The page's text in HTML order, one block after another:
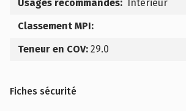
Usages recommandés: Intérieur
Classement MPI:
Teneur en COV: 29.0
Fiches sécurité